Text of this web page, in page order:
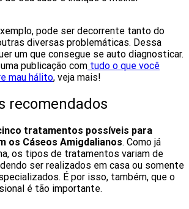
pode ser decorrente tanto do
diversas problemáticas. Dessa
um que consegue se auto diagnosticar.
publicação com tudo o que você
mau hálito, veja mais!
recomendados
tratamentos possíveis para
os Cáseos Amigdalianos. Como já
os tipos de tratamentos variam de
ser realizados em casa ou somente
É por isso, também, que o
é tão importante.